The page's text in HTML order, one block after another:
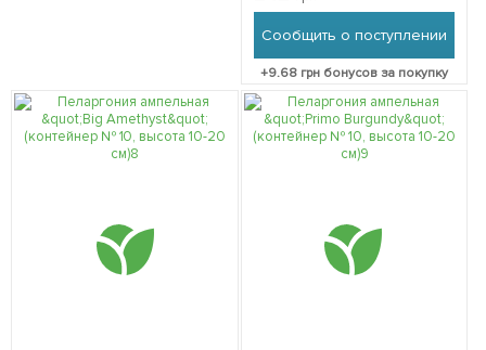
Сообщить о поступлении
+9.68грн бонусов за покупку